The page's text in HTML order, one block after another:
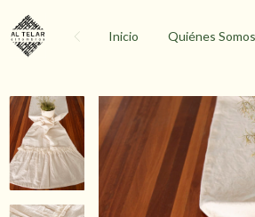
Inicio Quiénes Somos